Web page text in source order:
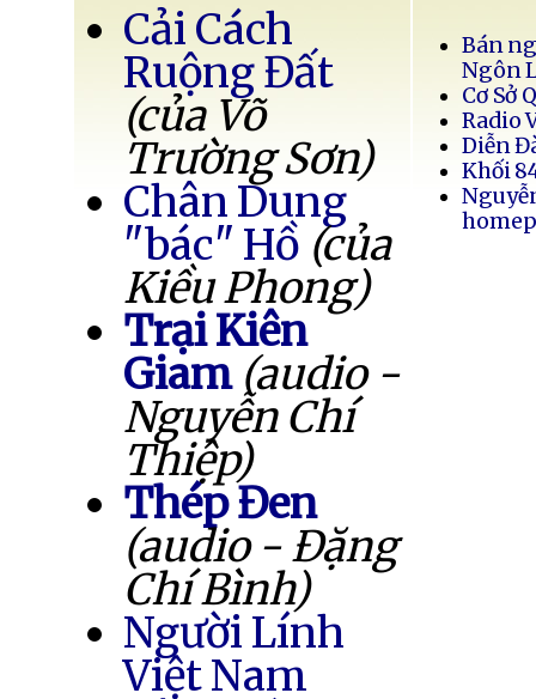
Cải Cách
Ruộng Đất
(của Võ
Trường Sơn)
Chân Dung
"bác" Hồ (của
Kiều Phong)
Trại Kiên
Giam (audio -
Nguyễn Chí
Thiệp)
Thép Đen
(audio - Đặng
Chí Bình)
Người Lính
Việt Nam
Bán
Ngôn
Cơ Sở
Radio
Diễn
Khối